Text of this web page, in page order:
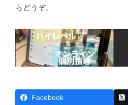
らどうぞ。
Facebook